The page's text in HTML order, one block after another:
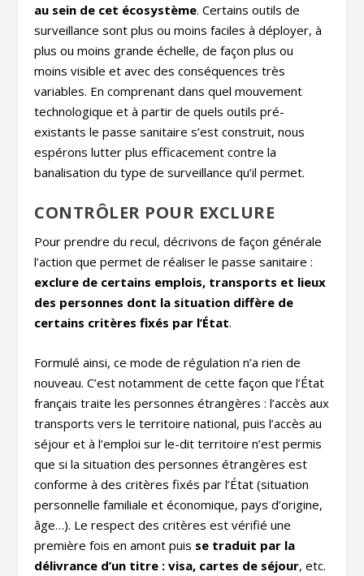
au sein de cet écosystème. Certains outils de
surveillance sont plus ou moins faciles à déployer, à
plus ou moins grande échelle, de façon plus ou
moins visible et avec des conséquences très
variables. En comprenant dans quel mouvement
technologique et à partir de quels outils pré-
existants le passe sanitaire s’est construit, nous
espérons lutter plus efficacement contre la
banalisation du type de surveillance qu’il permet.
CONTRÔLER POUR EXCLURE
Pour prendre du recul, décrivons de façon générale
l’action que permet de réaliser le passe sanitaire :
exclure de certains emplois, transports et lieux
des personnes dont la situation diffère de
certains critères fixés par l’État.
Formulé ainsi, ce mode de régulation n’a rien de
nouveau. C’est notamment de cette façon que l’État
français traite les personnes étrangères : l’accès aux
transports vers le territoire national, puis l’accès au
séjour et à l’emploi sur le-dit territoire n’est permis
que si la situation des personnes étrangères est
conforme à des critères fixés par l’État (situation
personnelle familiale et économique, pays d’origine,
âge…). Le respect des critères est vérifié une
première fois en amont puis se traduit par la
délivrance d’un titre : visa, cartes de séjour, etc.